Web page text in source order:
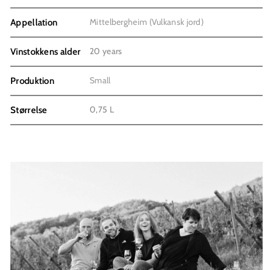
Appellation Mittelbergheim (Vulkansk jord)
Vinstokkens alder 20 years
Produktion Small
Størrelse 0,75 L